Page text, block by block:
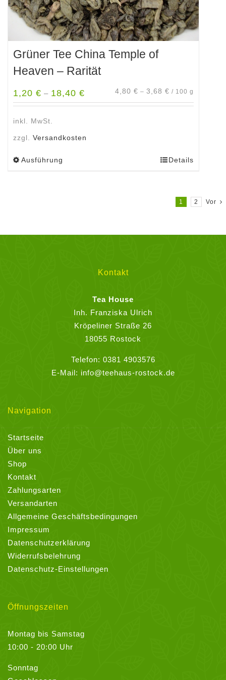
Grüner Tee China Temple of
Heaven – Rarität
1,20 € – 18,40 € 4,80 € – 3,68 € / 100 g
inkl. MwSt.
zzgl. Versandkosten
Ausführung
werden
Details
1 2 Vor
Kontakt
Tea House
Inh. Franziska Ulrich
Kröpeliner Straße 26
18055 Rostock
Telefon: 0381 4903576
E-Mail: info@teehaus-rostock.de
Navigation
Startseite
Über uns
Shop
Kontakt
Zahlungsarten
Versandarten
Allgemeine Geschäftsbedingungen
Impressum
Datenschutzerklärung
Widerrufsbelehrung
Datenschutz-Einstellungen
Öffnungszeiten
Montag bis Samstag
10:00 - 20:00 Uhr
Sonntag